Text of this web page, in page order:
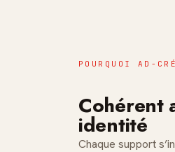
POURQUOI AD-
Cohérent
identité
Chaque support